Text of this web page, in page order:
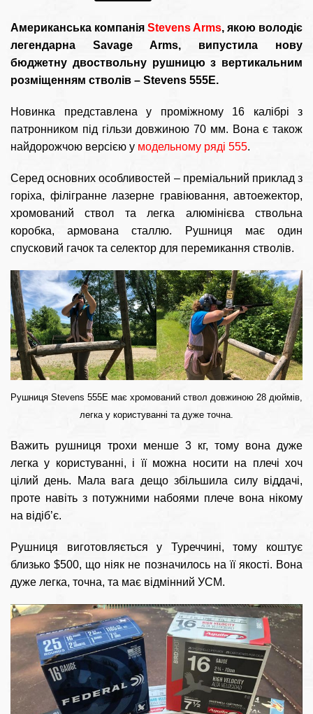
Американська компанія Stevens Arms, якою володіє
легендарна Savage Arms, випустила нову
бюджетну двоствольну рушницю з вертикальним
розміщенням стволів – Stevens 555E.
Новинка представлена у проміжному 16 калібрі з
патронником під гільзи довжиною 70 мм. Вона є також
найдорожчою версією у модельному ряді 555.
Серед основних особливостей – преміальний приклад з
горіха, філігранне лазерне гравіювання, автоежектор,
хромований ствол та легка алюмінієва ствольна
коробка, армована сталлю. Рушниця має один
спусковий гачок та селектор для перемикання стволів.
Рушниця Stevens 555E має хромований ствол довжиною 28 дюймів,
легка у користуванні та дуже точна.
Важить рушниця трохи менше 3 кг, тому вона дуже
легка у користуванні, і її можна носити на плечі хоч
цілий день. Мала вага дещо збільшила силу віддачі,
проте навіть з потужними набоями плече вона нікому
на відіб’є.
Рушниця виготовляється у Туреччині, тому коштує
близько $500, що ніяк не позначилось на її якості. Вона
дуже легка, точна, та має відмінний УСМ.